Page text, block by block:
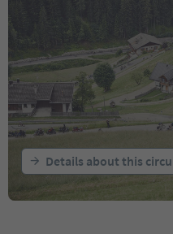
Details about this